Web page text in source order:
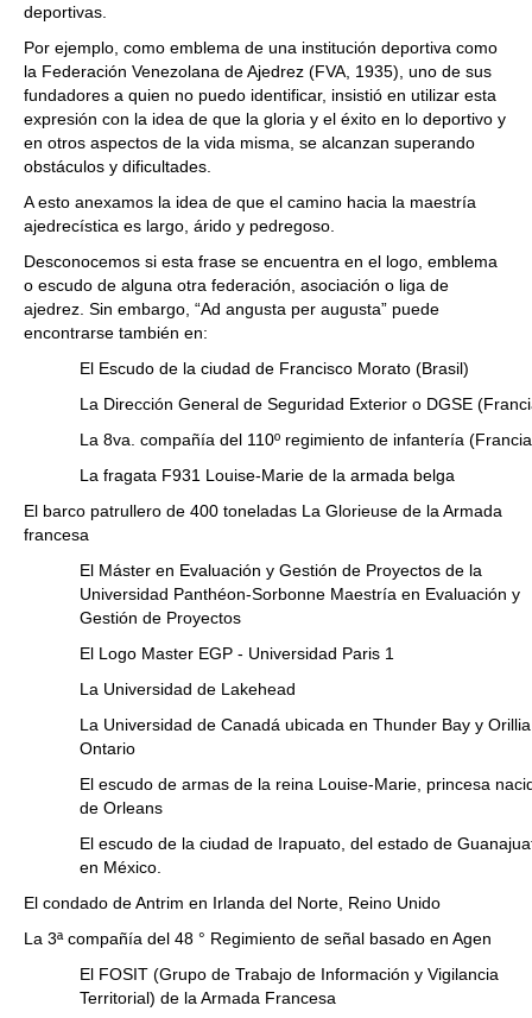
deportivas.
Por ejemplo, como emblema de una institución deportiva como
la Federación Venezolana de Ajedrez (FVA, 1935), uno de sus
fundadores a quien no puedo identificar, insistió en utilizar esta
expresión con la idea de que la gloria y el éxito en lo deportivo y
en otros aspectos de la vida misma, se alcanzan superando
obstáculos y dificultades.
A esto anexamos la idea de que el camino hacia la maestría
ajedrecística es largo, árido y pedregoso.
Desconocemos si esta frase se encuentra en el logo, emblema
o escudo de alguna otra federación, asociación o liga de
ajedrez. Sin embargo, “Ad angusta per augusta” puede
encontrarse también en:
El Escudo de la ciudad de Francisco Morato (Brasil)
La Dirección General de Seguridad Exterior o DGSE
La 8va. compañía del 110º regimiento de infantería
La fragata F931 Louise-Marie de la armada belga
El barco patrullero de 400 toneladas La Glorieuse de la Armada
francesa
El Máster en Evaluación y Gestión de Proyectos de la
Universidad Panthéon-Sorbonne Maestría en Evaluación y
Gestión de Proyectos
El Logo Master EGP - Universidad Paris 1
La Universidad de Lakehead
La Universidad de Canadá ubicada en Thunder Bay y
Ontario
El escudo de armas de la reina Louise-Marie, princesa
de Orleans
El escudo de la ciudad de Irapuato, del estado de
en México.
El condado de Antrim en Irlanda del Norte, Reino Unido
La 3ª compañía del 48 ° Regimiento de señal basado en Agen
El FOSIT (Grupo de Trabajo de Información y Vigilancia
Territorial) de la Armada Francesa